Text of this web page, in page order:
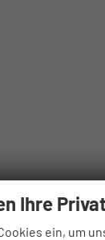
Ihre
ein, um